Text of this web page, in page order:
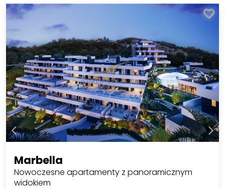
Marbella
Nowoczesne apartamenty z panoramicznym
widokiem